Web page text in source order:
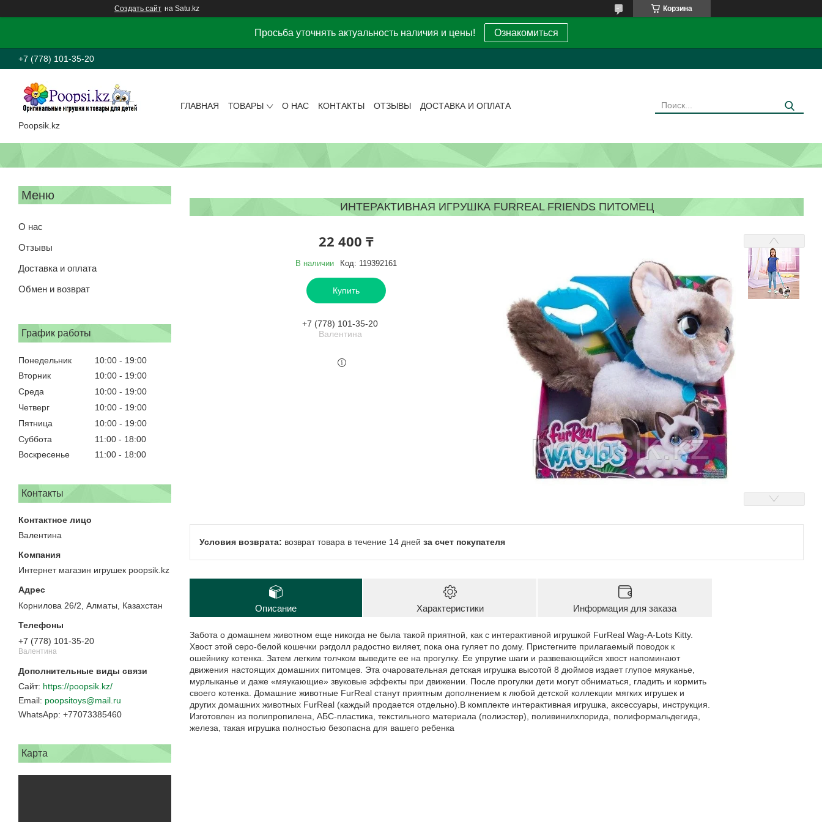
Создать сайт на Satu.kz Корзина
Просьба уточнять актуальность наличия и цены! Ознакомиться
+7 (778) 101-35-20
Poopsik.kz
ГЛАВНАЯ ТОВАРЫ О НАС КОНТАКТЫ ОТЗЫВЫ ДОСТАВКА И ОПЛАТА
О нас
Отзывы
Доставка и оплата
Обмен и возврат
График работы
Понедельник 10:00
19:00
Вторник
10:00
19:00
Среда
10:00
19:00
Четверг
10:00
19:00
Пятница
10:00
19:00
Суббота
11:00
18:00
Воскресенье
11:00 18:00
Контакты
Валентина
Интернет магазин игрушек poopsik.kz
Корнилова 26/2, Алматы, Казахстан
+7 (778) 101-35-20
Валентина
https://poopsik.kz/
poopsitoys@mail.ru
+77073385460
Карта
ИНТЕРАКТИВНАЯ ИГРУШКА FURREAL FRIENDS ПИТОМЕЦ
22 400 ₸
В наличии Код: 119392161
Купить
+7 (778) 101-35-20
Валентина
возврат товара в течение 14 дней за счет покупателя
Описание Характеристики Информация для заказа
Забота о домашнем животном еще никогда не была такой приятной, как с интерактивной игрушкой FurReal Wag-A-Lots Kitty.
Хвост этой серо-белой кошечки рэгдолл радостно виляет, пока она гуляет по дому. Пристегните прилагаемый поводок к
ошейнику котенка. Затем легким толчком выведите ее на прогулку. Ее упругие шаги и развевающийся хвост напоминают
движения настоящих домашних питомцев. Эта очаровательная детская игрушка высотой 8 дюймов издает глупое мяуканье,
мурлыканье и даже «мяукающие» звуковые эффекты при движении. После прогулки дети могут обниматься, гладить и кормить
своего котенка. Домашние животные FurReal станут приятным дополнением к любой детской коллекции мягких игрушек и
других домашних животных FurReal (каждый продается отдельно).В комплекте интерактивная игрушка, аксессуары, инструкция.
Изготовлен из полипропилена, АБС-пластика, текстильного материала (полиэстер), поливинилхлорида, полиформальдегида,
железа, такая игрушка полностью безопасна для вашего ребенка